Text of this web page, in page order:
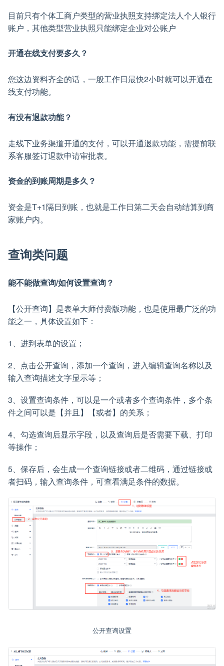
目前只有个体工商户类型的营业执照支持绑定法人个人银行
账户，其他类型营业执照只能绑定企业对公账户
开通在线支付要多久？
您这边资料齐全的话，一般工作日最快2小时就可以开通在
线支付功能。
有没有退款功能？
走线下业务渠道开通的支付，可以开通退款功能，需提前联
系客服签订退款申请审批表。
资金的到账周期是多久？
资金是T+1隔日到账，也就是工作日第二天会自动结算到商
家账户内。
查询类问题
能不能做查询/如何设置查询？
【公开查询】是表单大师付费版功能，也是使用最广泛的功
能之一，具体设置如下：
1、进到表单的设置；
2、点击公开查询，添加一个查询，进入编辑查询名称以及
输入查询描述文字显示等；
3、设置查询条件，可以是一个或者多个查询条件，多个条
件之间可以是【并且】【或者】的关系；
4、勾选查询后显示字段，以及查询后是否需要下载、打印
等操作；
5、保存后，会生成一个查询链接或者二维码，通过链接或
者扫码，输入查询条件，可查看满足条件的数据。
公开查询设置